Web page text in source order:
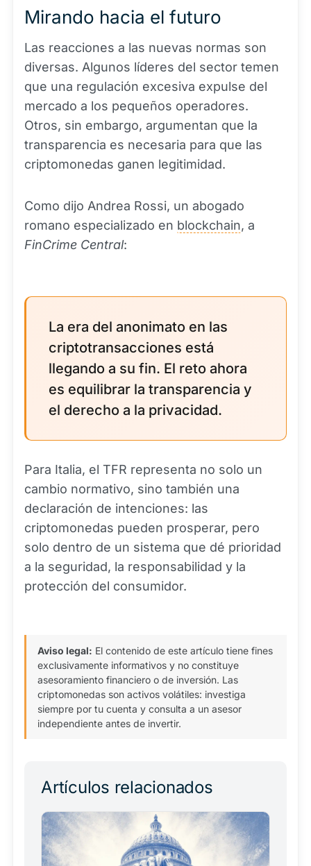
Mirando hacia el futuro
Las reacciones a las nuevas normas son
diversas. Algunos líderes del sector temen
que una regulación excesiva expulse del
mercado a los pequeños operadores.
Otros, sin embargo, argumentan que la
transparencia es necesaria para que las
criptomonedas ganen legitimidad.
Como dijo Andrea Rossi, un abogado
romano especializado en blockchain, a
FinCrime Central:
La era del anonimato en las
criptotransacciones está
llegando a su fin. El reto ahora
es equilibrar la transparencia y
el derecho a la privacidad.
Para Italia, el TFR representa no solo un
cambio normativo, sino también una
declaración de intenciones: las
criptomonedas pueden prosperar, pero
solo dentro de un sistema que dé prioridad
a la seguridad, la responsabilidad y la
protección del consumidor.
Aviso legal: El contenido de este artículo tiene fines
exclusivamente informativos y no constituye
asesoramiento financiero o de inversión. Las
criptomonedas son activos volátiles: investiga
siempre por tu cuenta y consulta a un asesor
independiente antes de invertir.
Artículos relacionados